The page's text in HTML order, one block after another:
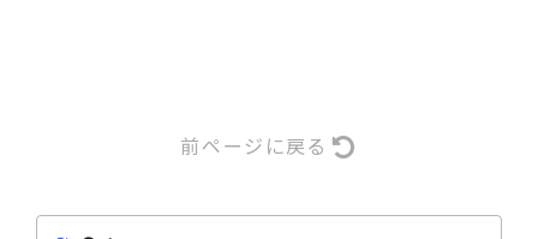
前ページに戻る